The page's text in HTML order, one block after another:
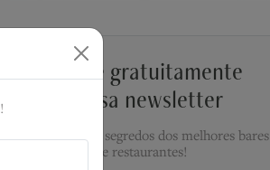
Assine gratuitamente
nossa newsletter
E descubra os segredos dos melhores bares
e restaurantes!